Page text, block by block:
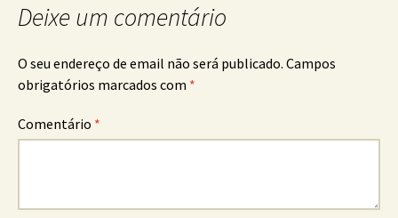
Deixe um comentário
O seu endereço de email não será publicado. Campos
obrigatórios marcados com *
Comentário *